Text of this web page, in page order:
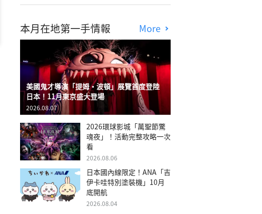
本月在地第一手情報 More
美國鬼才導演「提姆・波頓」展覽首度登陸
日本！11月東京盛大登場
2026.08.07
2026環球影城「萬聖節驚
魂夜」！活動完整攻略一次
看
2026.08.06
日本國內線限定！ANA「吉
伊卡哇特別塗裝機」10月
底開航
2026.08.04